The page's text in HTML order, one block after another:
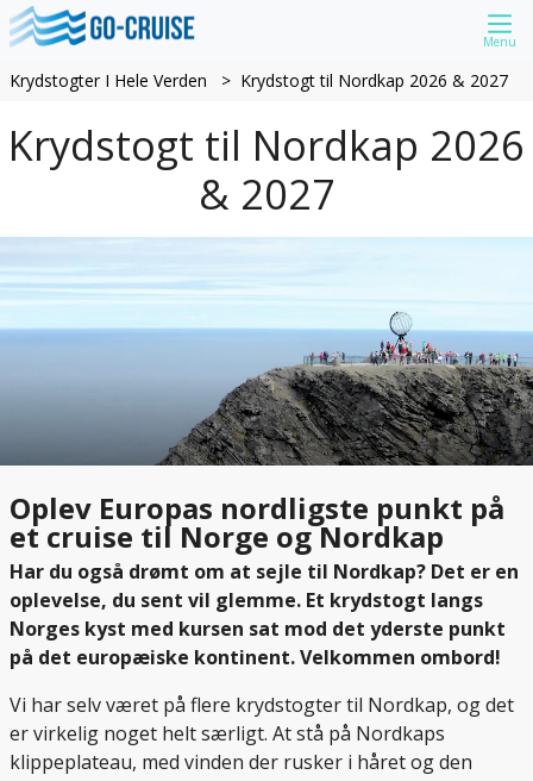
Menu
Krydstogter I Hele Verden Krydstogt til Nordkap 2026 & 2027
Krydstogt til Nordkap 2026
& 2027
Oplev Europas nordligste punkt på
et cruise til Norge og Nordkap
Har du også drømt om at sejle til Nordkap? Det er en
oplevelse, du sent vil glemme. Et krydstogt langs
Norges kyst med kursen sat mod det yderste punkt
på det europæiske kontinent. Velkommen ombord!
Vi har selv været på flere krydstogter til Nordkap, og det
er virkelig noget helt særligt. At stå på Nordkaps
klippeplateau, med vinden der rusker i håret og den